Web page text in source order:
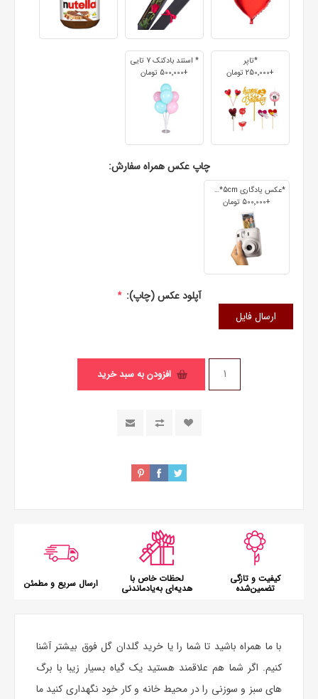
*تاپر
+250٬000 تومان
* استند بادکنک 7 تایی
+500٬000 تومان
چاپ عکس همراه سفارش:
*عکس یادگاری 7cm*5cm
+500٬000 تومان
آپلود عکس (چاپ): *
ارسال فایل
افزودن به سبد خرید
کیفیت و تازگی
تضمین‌شده
لحظات خاص با
هدیه‌ای به‌یادماندنی ارسال سریع و مطمئن
با ما همراه باشید تا شما را یا خرید گلدان گلفوق بیشتر آشنا
کنیم. اگر شما هم علاقمند هستید یک گیاه بسیار زیبا با برگ
های سبز و سوزنی را در محیط خانه و کار خود نگهداری کنید ما